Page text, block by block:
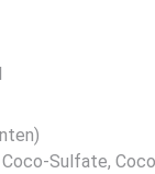
Coco-Sulfate,